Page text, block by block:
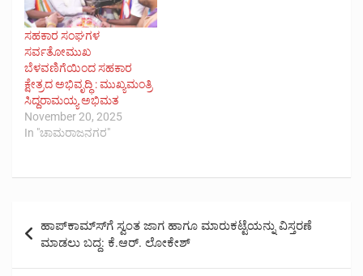
ಸಹಕಾರ ಸಂಘಗಳ
ಸರ್ವತೋಮುಖ
ಬೆಳವಣಿಗೆಯಿಂದ ಸಹಕಾರ
ಕ್ಷೇತ್ರದ ಅಭಿವೃದ್ಧಿ : ಮುಖ್ಯಮಂತ್ರಿ
ಸಿದ್ದರಾಮಯ್ಯ ಅಭಿಮತ
November 20, 2025
In "ಚಾಮರಾಜನಗರ"
navigation
ಹಾಪ್‍ಕಾಮ್ಸ್‍ಗೆ ಸ್ವಂತ ಜಾಗ ಹಾಗೂ ಮಾರುಕಟ್ಟೆಯನ್ನು ವಿಸ್ತರಣೆ
ಮಾಡಲು ಬದ್ದ: ಕೆ.ಆರ್. ಲೋಕೇಶ್